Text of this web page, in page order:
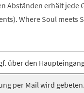
Abständen erhält jede
Where Soul meets
über den
per Mail wird